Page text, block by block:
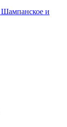
Шампанское и